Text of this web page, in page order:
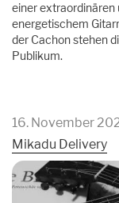
einer extraordinären
energetischem
der Cachon stehen
Publikum.
16. November
Mikadu Delivery